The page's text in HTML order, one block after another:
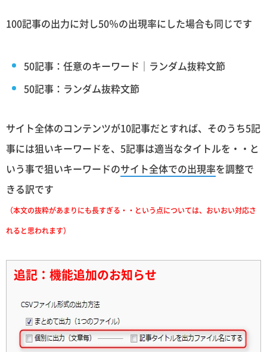
100記事の出力に対し50％の出現率にした場合も同じです
50記事：任意のキーワード｜ランダム抜粋文節
50記事：ランダム抜粋文節
サイト全体のコンテンツが10記事だとすれば、そのうち5記
事には狙いキーワードを、5記事は適当なタイトルを・・と
いう事で狙いキーワードのサイト全体での出現率を調整で
きる訳です
（本文の抜粋があまりにも長すぎる・・という点については、おいおい対応さ
れると思われます）
追記：機能追加のお知らせ